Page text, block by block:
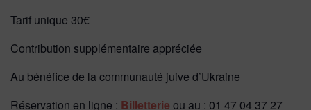
Tarif unique 30€
Contribution supplémentaire appréciée
Au bénéfice de la communauté juive d’Ukraine
Réservation en ligne : Billetterie ou au : 01 47 04 37 27